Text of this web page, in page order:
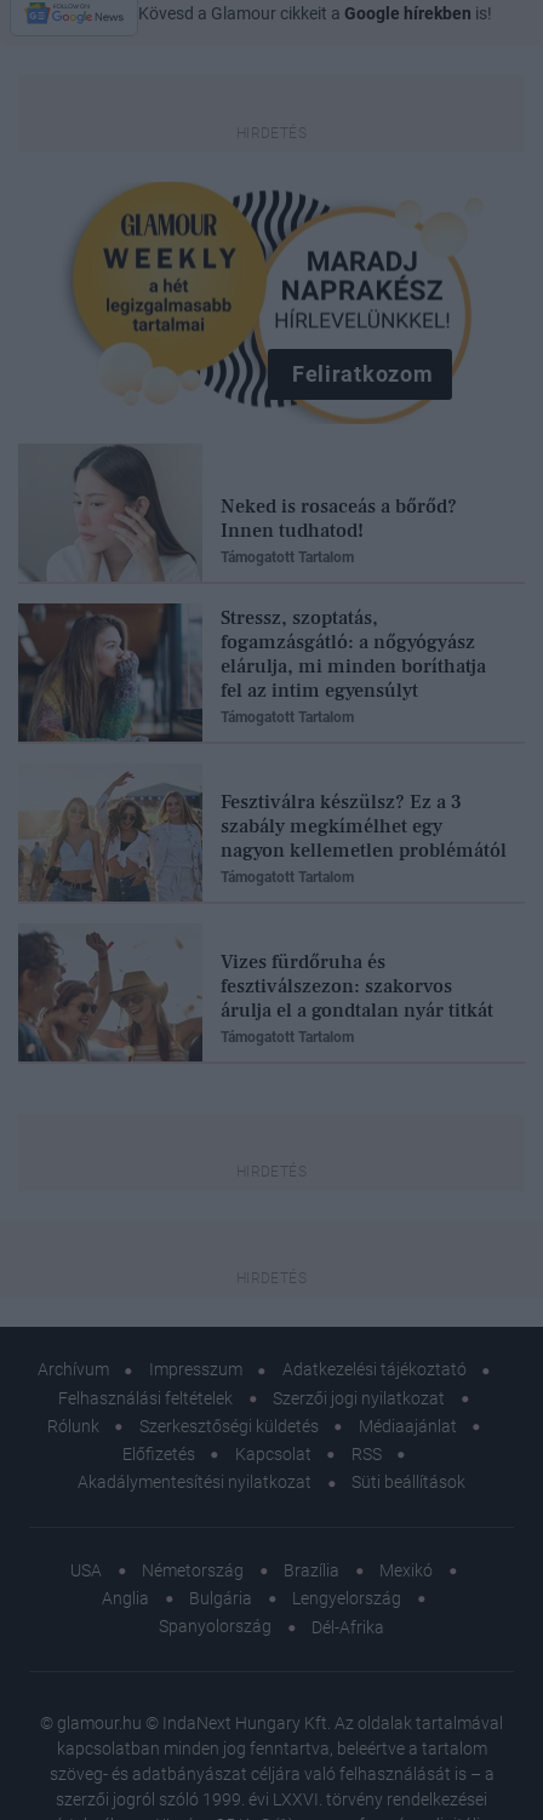
Kövesd a Glamour cikkeit a Google hírekben is!
Feliratkozom
Neked is rosaceás a bőrőd?
Innen tudhatod!
Támogatott Tartalom
Stressz, szoptatás,
fogamzásgátló: a nőgyógyász
elárulja, mi minden boríthatja
fel az intim egyensúlyt
Támogatott Tartalom
Fesztiválra készülsz? Ez a 3
szabály megkímélhet egy
nagyon kellemetlen problémától
Támogatott Tartalom
Vizes fürdőruha és
fesztiválszezon: szakorvos
árulja el a gondtalan nyár titkát
Támogatott Tartalom
Archívum Impresszum
Adatkezelési tájékoztató
Felhasználási feltételek
Szerzői jogi nyilatkozat
Rólunk
Szerkesztőségi küldetés
Médiaajánlat
Előfizetés
Kapcsolat
RSS
Akadálymentesítési nyilatkozat
Süti beállítások
USA Németország Brazília
Mexikó
Anglia
Bulgária
Lengyelország
Spanyolország
Dél-Afrika
© glamour.hu © IndaNext Hungary Kft. Az oldalak tartalmával
kapcsolatban minden jog fenntartva, beleértve a tartalom
szöveg- és adatbányászat céljára való felhasználását is – a
szerzői jogról szóló 1999. évi LXXVI. törvény rendelkezései